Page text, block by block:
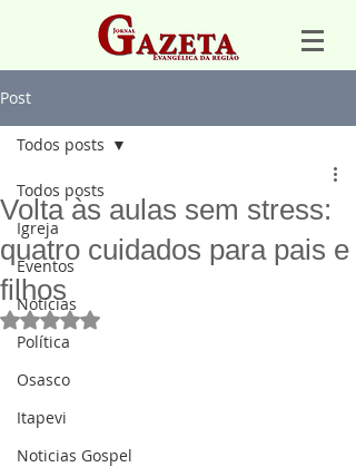
Post
Todos posts
Igreja
Eventos
Notícias
Política
Osasco
Itapevi
Noticias Gospel
Todos posts
Volta às aulas sem stress:
quatro cuidados para pais e
filhos
Avaliado com NaN de 5 estrelas.